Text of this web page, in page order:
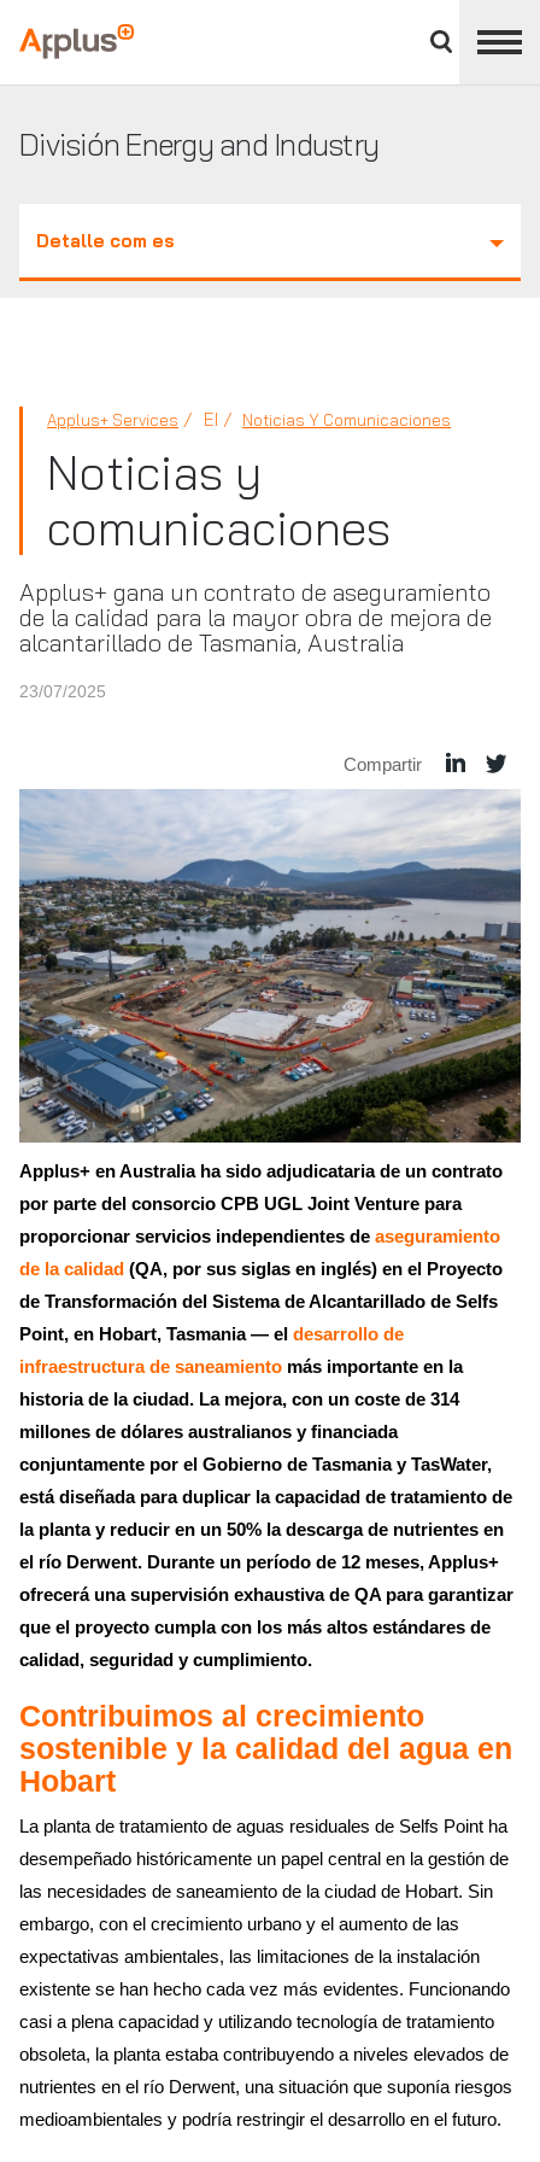
panel
Applus+
División Energy and Industry
Detalle com es
Applus+ Services EI Noticias Y Comunicaciones
Noticias y
comunicaciones
Applus+ gana un contrato de aseguramiento
de la calidad para la mayor obra de mejora de
alcantarillado de Tasmania, Australia
23/07/2025
Compartir
Applus+ en Australia ha sido adjudicataria de un contrato
por parte del consorcio CPB UGL Joint Venture para
proporcionar servicios independientes de aseguramiento
de la calidad (QA, por sus siglas en inglés) en el Proyecto
de Transformación del Sistema de Alcantarillado de Selfs
Point, en Hobart, Tasmania — el desarrollo de
infraestructura de saneamiento más importante en la
historia de la ciudad. La mejora, con un coste de 314
millones de dólares australianos y financiada
conjuntamente por el Gobierno de Tasmania y TasWater,
está diseñada para duplicar la capacidad de tratamiento de
la planta y reducir en un 50% la descarga de nutrientes en
el río Derwent. Durante un período de 12 meses, Applus+
ofrecerá una supervisión exhaustiva de QA para garantizar
que el proyecto cumpla con los más altos estándares de
calidad, seguridad y cumplimiento.
Contribuimos al crecimiento
sostenible y la calidad del agua en
Hobart
La planta de tratamiento de aguas residuales de Selfs Point ha
desempeñado históricamente un papel central en la gestión de
las necesidades de saneamiento de la ciudad de Hobart. Sin
embargo, con el crecimiento urbano y el aumento de las
expectativas ambientales, las limitaciones de la instalación
existente se han hecho cada vez más evidentes. Funcionando
casi a plena capacidad y utilizando tecnología de tratamiento
obsoleta, la planta estaba contribuyendo a niveles elevados de
nutrientes en el río Derwent, una situación que suponía riesgos
medioambientales y podría restringir el desarrollo en el futuro.